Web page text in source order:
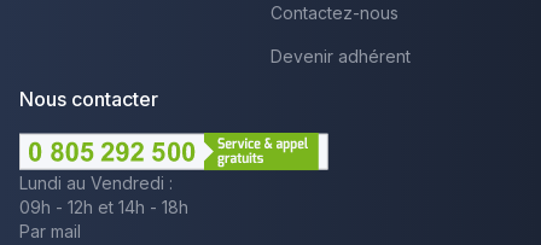
Contactez-nous
Devenir adhérent
Nous contacter
Lundi au Vendredi :
09h - 12h et 14h - 18h
Par mail